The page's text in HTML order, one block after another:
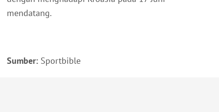
mendatang.
Sumber: Sportbible